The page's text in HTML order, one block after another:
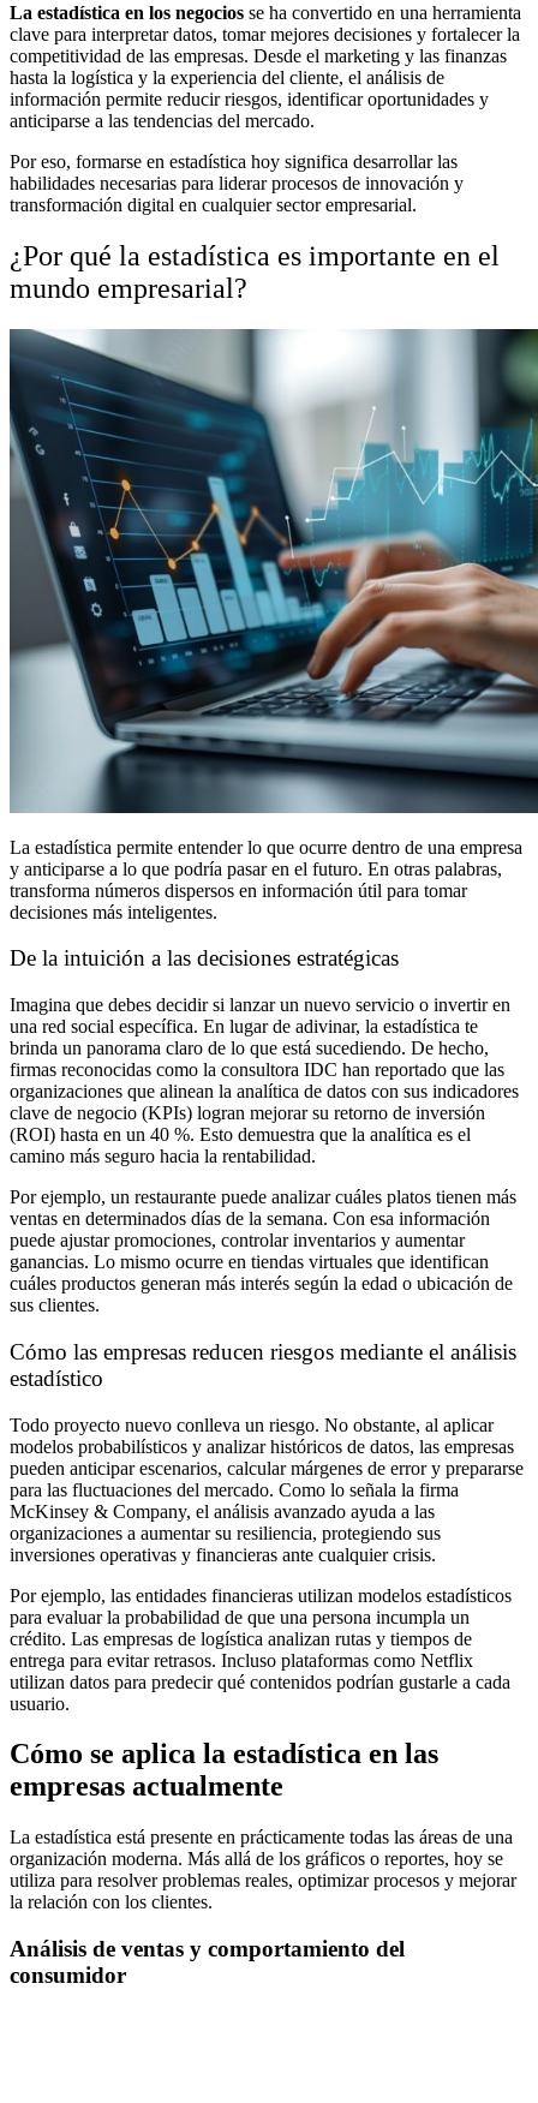
La estadística en los negocios se ha convertido en una herramienta
clave para interpretar datos, tomar mejores decisiones y fortalecer la
competitividad de las empresas. Desde el marketing y las finanzas
hasta la logística y la experiencia del cliente, el análisis de
información permite reducir riesgos, identificar oportunidades y
anticiparse a las tendencias del mercado.
Por eso, formarse en estadística hoy significa desarrollar las
habilidades necesarias para liderar procesos de innovación y
transformación digital en cualquier sector empresarial.
¿Por qué la estadística es importante en el
mundo empresarial?
La estadística permite entender lo que ocurre dentro de una empresa
y anticiparse a lo que podría pasar en el futuro. En otras palabras,
transforma números dispersos en información útil para tomar
decisiones más inteligentes.
De la intuición a las decisiones estratégicas
Imagina que debes decidir si lanzar un nuevo servicio o invertir en
una red social específica. En lugar de adivinar, la estadística te
brinda un panorama claro de lo que está sucediendo. De hecho,
firmas reconocidas como la consultora IDC han reportado que las
organizaciones que alinean la analítica de datos con sus indicadores
clave de negocio (KPIs) logran mejorar su retorno de inversión
(ROI) hasta en un 40 %. Esto demuestra que la analítica es el
camino más seguro hacia la rentabilidad.
Por ejemplo, un restaurante puede analizar cuáles platos tienen más
ventas en determinados días de la semana. Con esa información
puede ajustar promociones, controlar inventarios y aumentar
ganancias. Lo mismo ocurre en tiendas virtuales que identifican
cuáles productos generan más interés según la edad o ubicación de
sus clientes.
Cómo las empresas reducen riesgos mediante el análisis
estadístico
Todo proyecto nuevo conlleva un riesgo. No obstante, al aplicar
modelos probabilísticos y analizar históricos de datos, las empresas
pueden anticipar escenarios, calcular márgenes de error y prepararse
para las fluctuaciones del mercado. Como lo señala la firma
McKinsey & Company, el análisis avanzado ayuda a las
organizaciones a aumentar su resiliencia, protegiendo sus
inversiones operativas y financieras ante cualquier crisis.
Por ejemplo, las entidades financieras utilizan modelos estadísticos
para evaluar la probabilidad de que una persona incumpla un
crédito. Las empresas de logística analizan rutas y tiempos de
entrega para evitar retrasos. Incluso plataformas como Netflix
utilizan datos para predecir qué contenidos podrían gustarle a cada
usuario.
Cómo se aplica la estadística en las
empresas actualmente
La estadística está presente en prácticamente todas las áreas de una
organización moderna. Más allá de los gráficos o reportes, hoy se
utiliza para resolver problemas reales, optimizar procesos y mejorar
la relación con los clientes.
Análisis de ventas y comportamiento del
consumidor